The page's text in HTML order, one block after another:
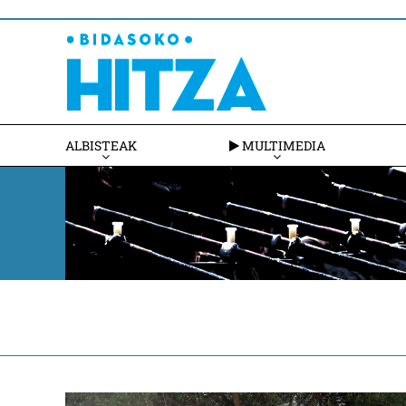
ALBISTEAK MULTIMEDIA